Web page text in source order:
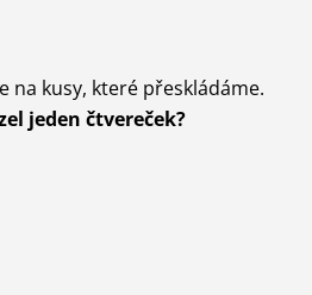
na kusy, které přeskládáme.
jeden čtvereček?